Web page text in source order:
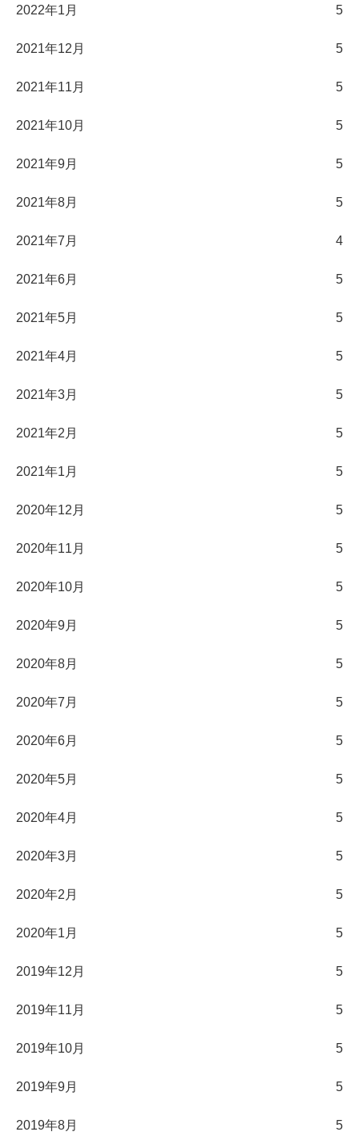
2022年1月 5
2021年12月 5
2021年11月 5
2021年10月 5
2021年9月 5
2021年8月 5
2021年7月 4
2021年6月 5
2021年5月 5
2021年4月 5
2021年3月 5
2021年2月 5
2021年1月 5
2020年12月 5
2020年11月 5
2020年10月 5
2020年9月 5
2020年8月 5
2020年7月 5
2020年6月 5
2020年5月 5
2020年4月 5
2020年3月 5
2020年2月 5
2020年1月 5
2019年12月 5
2019年11月 5
2019年10月 5
2019年9月 5
2019年8月 5